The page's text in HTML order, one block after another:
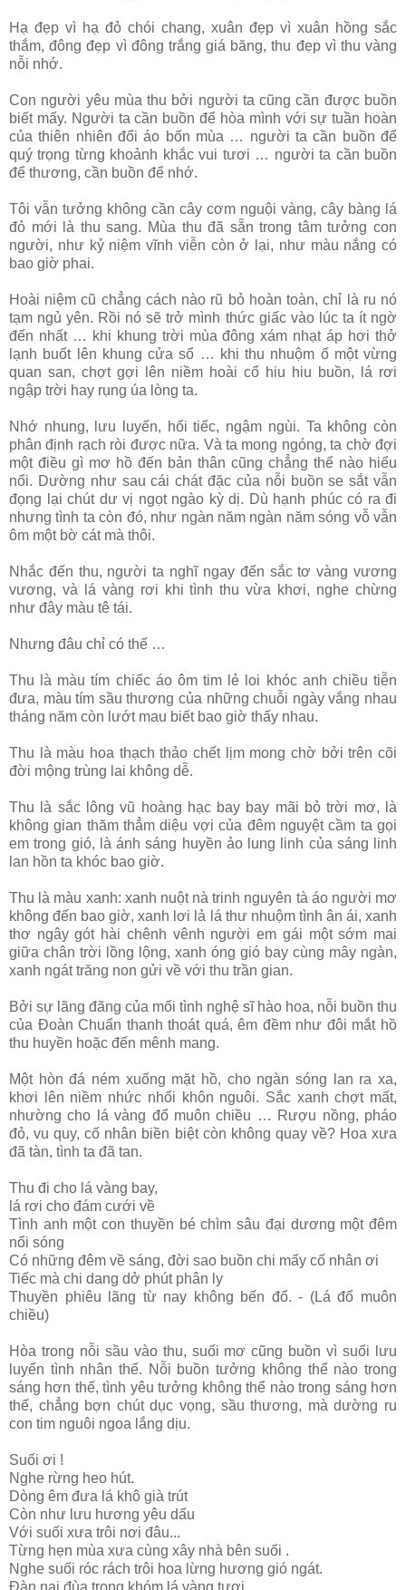
Hạ đẹp vì hạ đỏ chói chang, xuân đẹp vì xuân hồng sắc
thắm, đông đẹp vì đông trắng giá băng, thu đẹp vì thu vàng
nỗi nhớ.
Con người yêu mùa thu bởi người ta cũng cần được buồn
biết mấy. Người ta cần buồn để hòa mình với sự tuần hoàn
của thiên nhiên đổi áo bốn mùa … người ta cần buồn để
quý trọng từng khoảnh khắc vui tươi … người ta cần buồn
để thương, cần buồn để nhớ.
Tôi vẫn tưởng không cần cây cơm nguội vàng, cây bàng lá
đỏ mới là thu sang. Mùa thu đã sẵn trong tâm tưởng con
người, như kỷ niệm vĩnh viễn còn ở lại, như màu nắng có
bao giờ phai.
Hoài niệm cũ chẳng cách nào rũ bỏ hoàn toàn, chỉ là ru nó
tạm ngủ yên. Rồi nó sẽ trở mình thức giấc vào lúc ta ít ngờ
đến nhất … khi khung trời mùa đông xám nhạt áp hơi thở
lạnh buốt lên khung cửa sổ … khi thu nhuộm ố một vừng
quan san, chợt gợi lên niềm hoài cổ hiu hiu buồn, lá rơi
ngập trời hay rụng úa lòng ta.
Nhớ nhung, lưu luyến, hối tiếc, ngậm ngùi. Ta không còn
phân định rạch ròi được nữa. Và ta mong ngóng, ta chờ đợi
một điều gì mơ hồ đến bản thân cũng chẳng thể nào hiểu
nổi. Dường như sau cái chát đặc của nỗi buồn se sắt vẫn
đọng lại chút dư vị ngọt ngào kỳ dị. Dù hạnh phúc có ra đi
nhưng tình ta còn đó, như ngàn năm ngàn năm sóng vỗ vẫn
ôm một bờ cát mà thôi.
Nhắc đến thu, người ta nghĩ ngay đến sắc tơ vàng vương
vương, và lá vàng rơi khi tình thu vừa khơi, nghe chừng
như đây màu tê tái.
Nhưng đâu chỉ có thế …
Thu là màu tím chiếc áo ôm tim lẻ loi khóc anh chiều tiễn
đưa, màu tím sầu thương của những chuỗi ngày vắng nhau
tháng năm còn lướt mau biết bao giờ thấy nhau.
Thu là màu hoa thạch thảo chết lịm mong chờ bởi trên cõi
đời mộng trùng lai không dễ.
Thu là sắc lông vũ hoàng hạc bay bay mãi bỏ trời mơ, là
không gian thăm thẳm diệu vợi của đêm nguyệt cầm ta gọi
em trong gió, là ánh sáng huyền ảo lung linh của sáng linh
lan hồn ta khóc bao giờ.
Thu là màu xanh: xanh nuột nà trinh nguyên tà áo người mơ
không đến bao giờ, xanh lơi lả lá thư nhuộm tình ân ái, xanh
thơ ngây gót hài chênh vênh người em gái một sớm mai
giữa chân trời lồng lộng, xanh óng gió bay cùng mây ngàn,
xanh ngát trăng non gửi về với thu trần gian.
Bởi sự lãng đãng của mối tình nghệ sĩ hào hoa, nỗi buồn thu
của Đoàn Chuẩn thanh thoát quá, êm đềm như đôi mắt hồ
thu huyền hoặc đến mênh mang.
Một hòn đá ném xuống mặt hồ, cho ngàn sóng lan ra xa,
khơi lên niềm nhức nhối khôn nguôi. Sắc xanh chợt mất,
nhường cho lá vàng đổ muôn chiều … Rượu nồng, pháo
đỏ, vu quy, cố nhân biền biệt còn không quay về? Hoa xưa
đã tàn, tình ta đã tan.
Thu đi cho lá vàng bay,
lá rơi cho đám cưới về
Tình anh một con thuyền bé chìm sâu đại dương một đêm
nổi sóng
Có những đêm về sáng, đời sao buồn chi mấy cố nhân ơi
Tiếc mà chi dang dở phút phân ly
Thuyền phiêu lãng từ nay không bến đổ. - (Lá đổ muôn
chiều)
Hòa trong nỗi sầu vào thu, suối mơ cũng buồn vì suối lưu
luyến tình nhân thế. Nỗi buồn tưởng không thể nào trong
sáng hơn thế, tình yêu tưởng không thể nào trong sáng hơn
thế, chẳng bợn chút dục vọng, sầu thương, mà dường ru
con tim nguôi ngoa lắng dịu.
Suối ơi !
Nghe rừng heo hút.
Dòng êm đưa lá khô già trút
Còn như lưu hương yêu dấu
Với suối xưa trôi nơi đâu...
Từng hẹn mùa xưa cùng xây nhà bên suối .
Nghe suối róc rách trôi hoa lừng hương gió ngát.
Đàn nai đùa trong khóm lá vàng tươi .